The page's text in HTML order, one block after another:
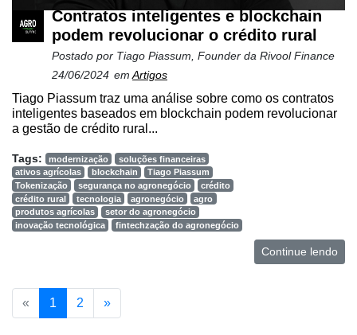
Contratos inteligentes e blockchain
podem revolucionar o crédito rural
Postado por Tiago Piassum, Founder da Rivool Finance
24/06/2024 em Artigos
Tiago Piassum traz uma análise sobre como os contratos
inteligentes baseados em blockchain podem revolucionar
a gestão de crédito rural...
Tags: modernização
soluções financeiras
ativos agrícolas
blockchain
Tiago Piassum
Tokenização
segurança no agronegócio
crédito
crédito rural
tecnologia agronegócio
agro
produtos agrícolas
setor do agronegócio
inovação tecnológica
fintechzação do agronegócio
Continue lendo
« 1 2 »